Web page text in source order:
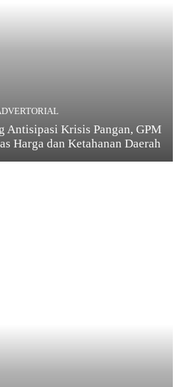
Antisipasi Krisis Pangan, GPM
Harga dan Ketahanan Daerah